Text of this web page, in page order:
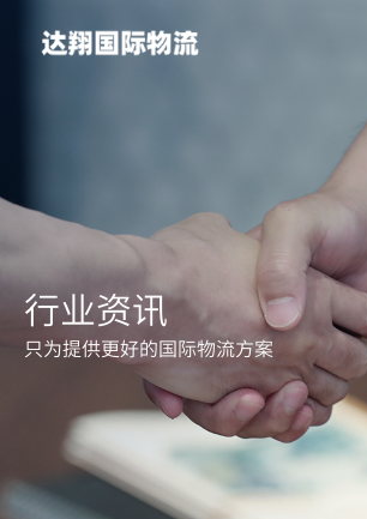
行业资讯
只为提供更好的国际物流方案